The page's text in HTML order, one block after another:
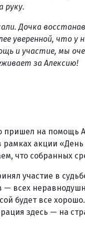
руку.
Дочка
уверенной, что у
и участие, мы
за Алексию!
пришел на помощь
рамках акции
что собранных
участие в
— всех
будет все
здесь — на